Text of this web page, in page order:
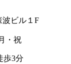
波ビル１F
・祝
歩3分